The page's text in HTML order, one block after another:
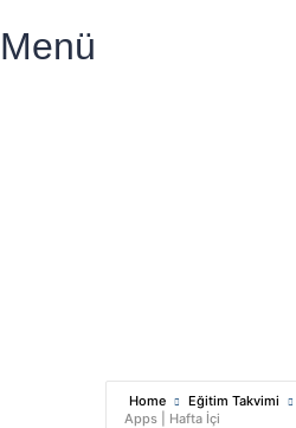
Menü
Home Eğitim Takvimi
Apps | Hafta İçi